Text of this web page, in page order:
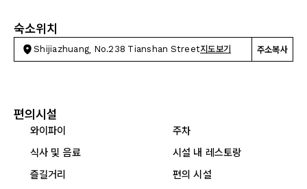
숙소위치
Shijiazhuang, No.238 Tianshan Street지도보기 주소복사
편의시설
와이파이
주차
식사 및 음료
시설 내 레스토랑
즐길거리
편의 시설